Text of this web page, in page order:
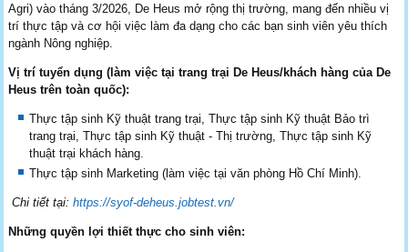
Agri) vào tháng 3/2026, De Heus mở rộng thị trường, mang đến nhiều vị
trí thực tập và cơ hội việc làm đa dạng cho các bạn sinh viên yêu thích
ngành Nông nghiệp.
Vị trí tuyển dụng (làm việc tại trang trại De Heus/khách hàng của De
Heus trên toàn quốc):
Thực tập sinh Kỹ thuật trang trại, Thực tập sinh Kỹ thuật Bảo trì
trang trại, Thực tập sinh Kỹ thuật - Thị trường, Thực tập sinh Kỹ
thuật trại khách hàng.
Thực tập sinh Marketing (làm việc tại văn phòng Hồ Chí Minh).
Chi tiết tại:https://syof-deheus.jobtest.vn/
Những quyền lợi thiết thực cho sinh viên: